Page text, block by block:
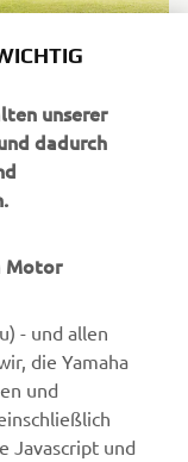
der
werden selbst
extrem
für ein
unserer
dadurch
Motor
- und allen
die Yamaha
und
Javascript und